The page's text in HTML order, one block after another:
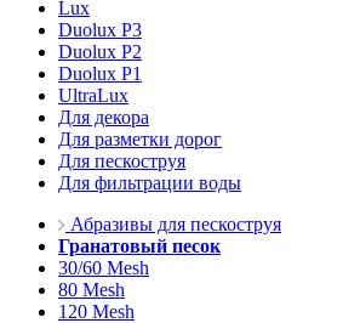
Lux
Duolux P3
Duolux P2
Duolux P1
UltraLux
Для декора
Для разметки дорог
Для пескоструя
Для фильтрации воды
Абразивы для пескоструя
Гранатовый песок
30/60 Mesh
80 Mesh
120 Mesh